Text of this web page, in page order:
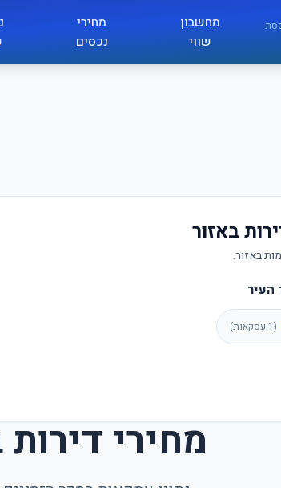
מחשבון
שווי
מחירי
נכסים
באזור
באזור.
העיר
(
1 עסקאות)
מחירי